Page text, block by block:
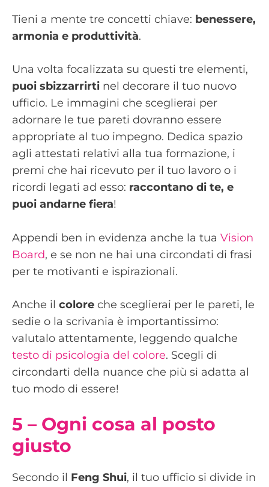
Tieni a mente tre concetti chiave: benessere,
armonia e produttività.
Una volta focalizzata su questi tre elementi,
puoi sbizzarrirti nel decorare il tuo nuovo
ufficio. Le immagini che sceglierai per
adornare le tue pareti dovranno essere
appropriate al tuo impegno. Dedica spazio
agli attestati relativi alla tua formazione, i
premi che hai ricevuto per il tuo lavoro o i
ricordi legati ad esso: raccontano di te, e
puoi andarne fiera!
Appendi ben in evidenza anche la tua Vision
Board, e se non ne hai una circondati di frasi
per te motivanti e ispirazionali.
Anche il colore che sceglierai per le pareti, le
sedie o la scrivania è importantissimo:
valutalo attentamente, leggendo qualche
testo di psicologia del colore. Scegli di
circondarti della nuance che più si adatta al
tuo modo di essere!
5 – Ogni cosa al posto
giusto
Secondo il Feng Shui, il tuo ufficio si divide in